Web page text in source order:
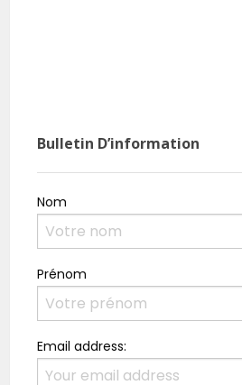
Bulletin D’information
Nom
Prénom
Email address: